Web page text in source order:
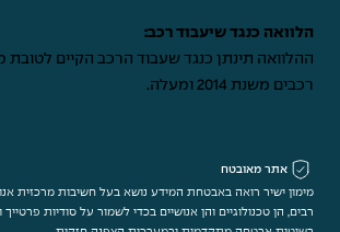
הלוואה כנגד שיעבוד רכב:
ההלוואה תינתן כנגד שעבוד הרכב הקיים לטובת
רכבים משנת 2014 ומעלה.
אתר מאובטח
מימון ישיר רואה באבטחת המידע נושא בעל חשיבות מרכזית
רבים, הן טכנולוגיים והן אנושיים בכדי לשמור על סודיות פרטייך